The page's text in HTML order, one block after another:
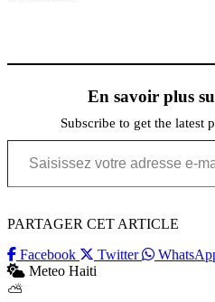
En savoir plus
Subscribe to get the latest
Saisissez votre adresse e-mail…
PARTAGER CET ARTICLE
Facebook
Twitter
Meteo Haiti
⛅